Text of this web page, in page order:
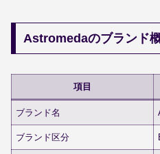
Astromedaのブランド
項目
ブランド名
ブランド区分